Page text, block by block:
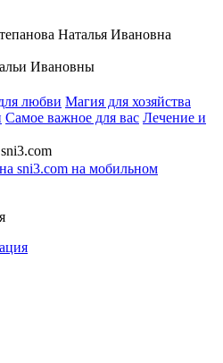
Наталья Ивановна
любви Магия для хозяйства
Самое важное для вас Лечение и